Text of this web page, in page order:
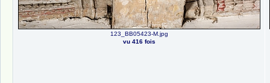
123_BB05423-M.jpg
vu 416 fois